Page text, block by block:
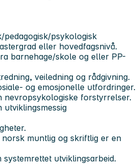
pedagogisk/psykologisk
eller hovedfagsnivå.
barnehage/skole og eller PP-
veiledning og rådgivning.
og emosjonelle utfordringer.
nevropsykologiske forstyrrelser.
utviklingsmessig
norsk muntlig og skriftlig er en
utviklingsarbeid.